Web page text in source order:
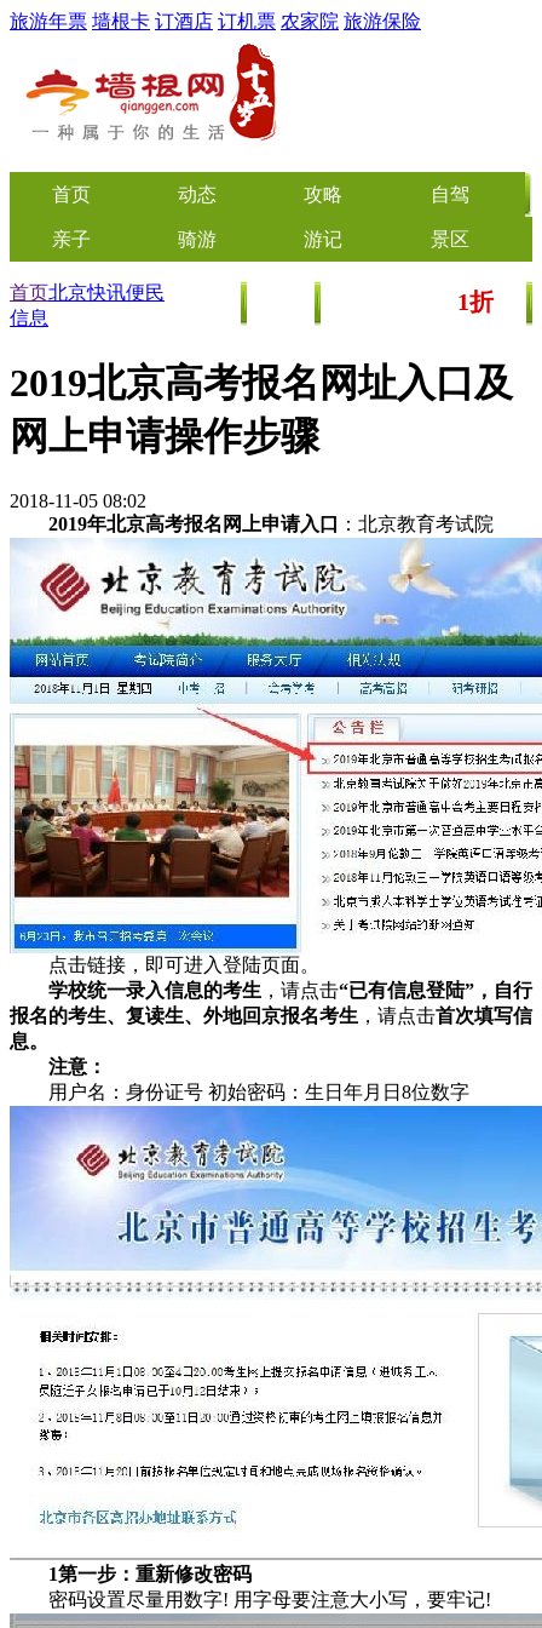
旅游年票 墙根卡 订酒店 订机票 农家院 旅游保险
首页 动态 攻略 自驾
亲子 骑游 游记 景区
1折起
首页北京快讯便民
信息
2019北京高考报名网址入口及
网上申请操作步骤
2018-11-05 08:02
2019年北京高考报名网上申请入口
：北京教育考试院
点击链接，即可进入登陆页面。
学校统一录入信息的考生 ，请点击“已有信息登陆”，自行
报名的考生、复读生、外地回京报名考生 ，请点击首次填写信
息。
注意：
用户名：身份证号 初始密码：生日年月日8位数字
1第一步：重新修改密码
密码设置尽量用数字! 用字母要注意大小写，要牢记!